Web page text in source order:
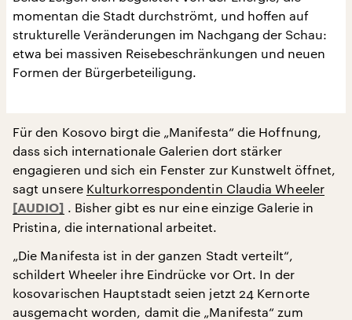
momentan die Stadt durchströmt, und hoffen auf
strukturelle Veränderungen im Nachgang der Schau:
etwa bei massiven Reisebeschränkungen und neuen
Formen der Bürgerbeteiligung.
Für den Kosovo birgt die „Manifesta“ die Hoffnung,
dass sich internationale Galerien dort stärker
engagieren und sich ein Fenster zur Kunstwelt öffnet,
sagt unsere Kulturkorrespondentin Claudia Wheeler
. Bisher gibt es nur eine einzige Galerie in
Pristina, die international arbeitet.
„Die Manifesta ist in der ganzen Stadt verteilt“,
schildert Wheeler ihre Eindrücke vor Ort. In der
kosovarischen Hauptstadt seien jetzt 24 Kernorte
ausgemacht worden, damit die „Manifesta“ zum